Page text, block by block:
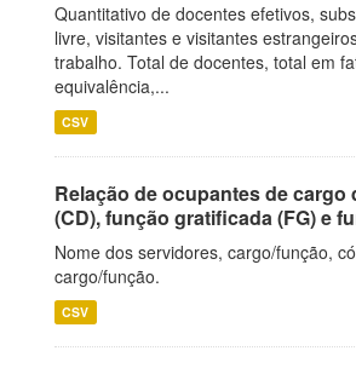
Quantitativo de docentes efetivos,
livre, visitantes e visitantes
trabalho. Total de docentes, total em
equivalência,...
CSV
Relação de ocupantes de cargo
(CD), função gratificada (FG) e
Nome dos servidores, cargo/função,
cargo/função.
CSV